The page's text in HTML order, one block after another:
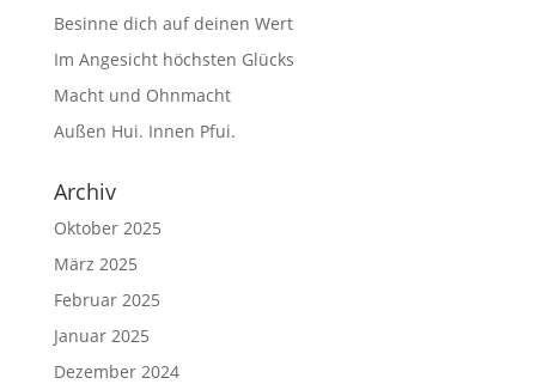
Besinne dich auf deinen Wert
Im Angesicht höchsten Glücks
Macht und Ohnmacht
Außen Hui. Innen Pfui.
Archiv
Oktober 2025
März 2025
Februar 2025
Januar 2025
Dezember 2024